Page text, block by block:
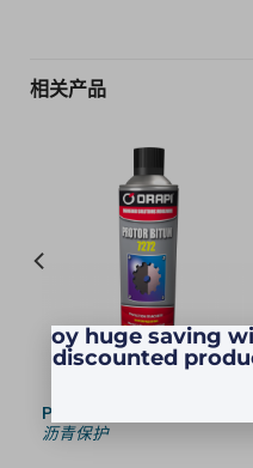
相关产品
PROTOR BITUM
沥青保护
Enjoy huge saving
discounted